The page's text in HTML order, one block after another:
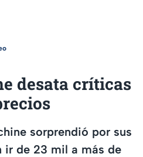
desata críticas
sorprendió por sus
ir de 23 mil a más de